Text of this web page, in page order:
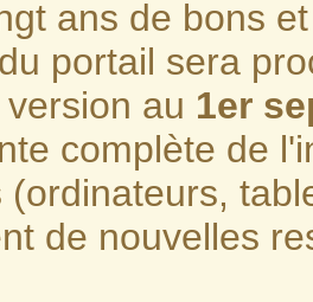
ans de bons
portail sera
au 1er
complète de
(ordinateurs,
de nouvelles